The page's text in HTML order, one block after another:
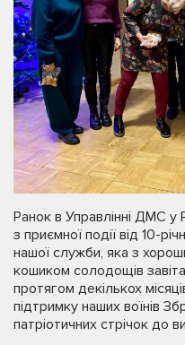
Ранок в Управлінні ДМС у
з приємної події від 10-
нашої служби, яка з
кошиком солодощів
протягом декількох
підтримку наших воїнів
патріотичних стрічок до